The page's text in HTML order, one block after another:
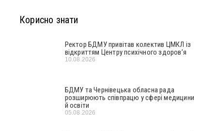
Корисно знати
Ректор БДМУ привітав колектив ЦМКЛ із
відкриттям Центру психічного здоров’я
10.08.2026
БДМУ та Чернівецька обласна рада
розширюють співпрацю у сфері медицини
й освіти
05.08.2026